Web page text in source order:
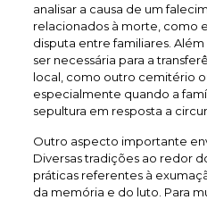
analisar a causa de um
relacionados à morte, como
disputa entre familiares.
ser necessária para a
local, como outro cemitério
especialmente quando a
sepultura em resposta a
Outro aspecto importante
Diversas tradições ao redor
práticas referentes à
da memória e do luto. Para